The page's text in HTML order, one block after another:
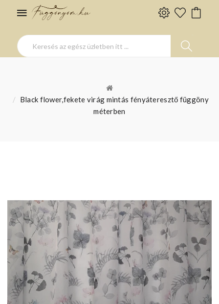
Black flower,fekete virág mintás fényáteresztő függöny
méterben